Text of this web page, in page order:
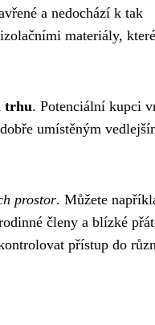
a nedochází k tak
materiály, které
trhu. Potenciální kupci
umístěným
prostor. Můžete
členy a blízké
přístup do